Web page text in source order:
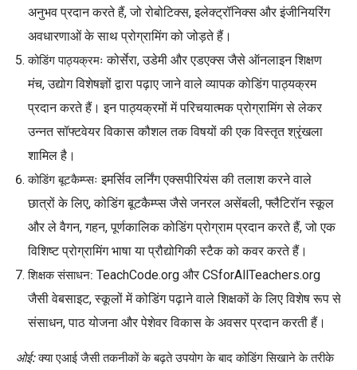
अनुभव प्रदान करते हैं, जो रोबोटिक्स, इलेक्ट्रॉनिक्स और इंजीनियरिंग
अवधारणाओं के साथ प्रोग्रामिंग को जोड़ते हैं।
कोडिंग पाठ्यक्रमः कोर्सेरा, उडेमी और एडएक्स जैसे ऑनलाइन शिक्षण
मंच, उद्योग विशेषज्ञों द्वारा पढ़ाए जाने वाले व्यापक कोडिंग पाठ्यक्रम
प्रदान करते हैं। इन पाठ्यक्रमों में परिचयात्मक प्रोग्रामिंग से लेकर
उन्नत सॉफ्टवेयर विकास कौशल तक विषयों की एक विस्तृत श्रृंखला
शामिल है।
कोडिंग बूटकैम्प्सः इमर्सिव लर्निंग एक्सपीरियंस की तलाश करने वाले
छात्रों के लिए, कोडिंग बूटकैम्प्स जैसे जनरल असेंबली, फ्लैटिरॉन स्कूल
और ले वैगन, गहन, पूर्णकालिक कोडिंग प्रोग्राम प्रदान करते हैं, जो एक
विशिष्ट प्रोग्रामिंग भाषा या प्रौद्योगिकी स्टैक को कवर करते हैं।
शिक्षक संसाधन: TeachCode.org और CSforAllTeachers.org
जैसी वेबसाइट, स्कूलों में कोडिंग पढ़ाने वाले शिक्षकों के लिए विशेष रूप से
संसाधन, पाठ योजना और पेशेवर विकास के अवसर प्रदान करती हैं।
ओई:क्या एआई जैसी तकनीकों के बढ़ते उपयोग के बाद कोडिंग सिखाने के तरीके